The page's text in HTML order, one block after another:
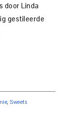
door Linda
gestileerde
,Sweets